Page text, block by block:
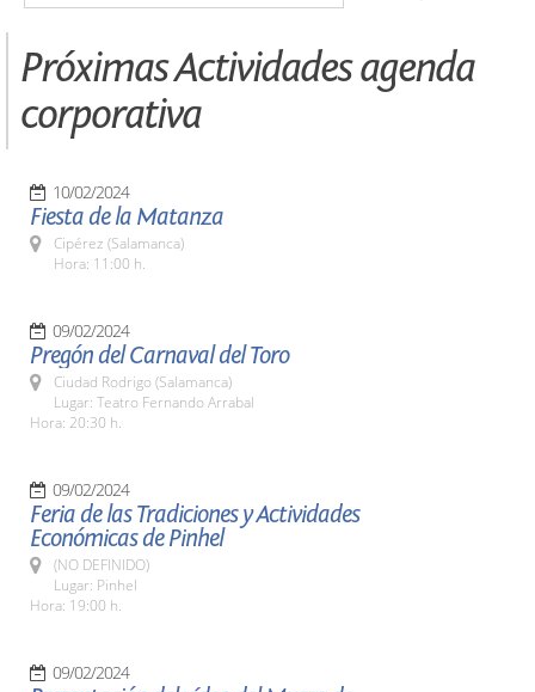
Próximas Actividades agenda
corporativa
10/02/2024
Fiesta de la Matanza
Cipérez (Salamanca)
Hora: 11:00 h.
09/02/2024
Pregón del Carnaval del Toro
Ciudad Rodrigo (Salamanca)
Lugar: Teatro Fernando Arrabal
Hora: 20:30 h.
09/02/2024
Feria de las Tradiciones y Actividades
Económicas de Pinhel
(NO DEFINIDO)
Lugar: Pinhel
Hora: 19:00 h.
09/02/2024